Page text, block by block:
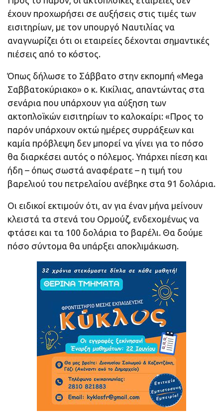
έχουν προχωρήσει σε αυξήσεις στις τιμές των
εισιτηρίων, με τον υπουργό Ναυτιλίας να
αναγνωρίζει ότι οι εταιρείες δέχονται σημαντικές
πιέσεις από το κόστος.
Όπως δήλωσε το Σάββατο στην εκπομπή «Mega
Σαββατοκύριακο» ο κ. Κικίλιας, απαντώντας στα
σενάρια που υπάρχουν για αύξηση των
ακτοπλοϊκών εισιτηρίων το καλοκαίρι: «Προς το
παρόν υπάρχουν οκτώ ημέρες συρράξεων και
καμία πρόβλεψη δεν μπορεί να γίνει για το πόσο
θα διαρκέσει αυτός ο πόλεμος. Υπάρχει πίεση και
ήδη – όπως σωστά αναφέρατε – η τιμή του
βαρελιού του πετρελαίου ανέβηκε στα 91 δολάρια.
Οι ειδικοί εκτιμούν ότι, αν για έναν μήνα μείνουν
κλειστά τα στενά του Ορμούζ, ενδεχομένως να
φτάσει και τα 100 δολάρια το βαρέλι. Θα δούμε
πόσο σύντομα θα υπάρξει αποκλιμάκωση.